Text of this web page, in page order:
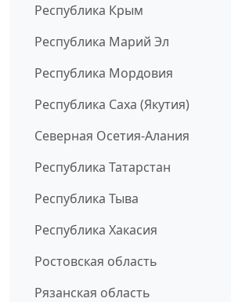
Республика Крым
Республика Марий Эл
Республика Мордовия
Республика Саха (Якутия)
Северная Осетия-Алания
Республика Татарстан
Республика Тыва
Республика Хакасия
Ростовская область
Рязанская область